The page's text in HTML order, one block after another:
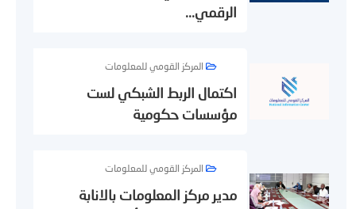
الرقمي...
المركز القومي للمعلومات
اكتمال الربط الشبكي لست
مؤسسات حكومية
المركز القومي للمعلومات
مدير مركز المعلومات بالانابة